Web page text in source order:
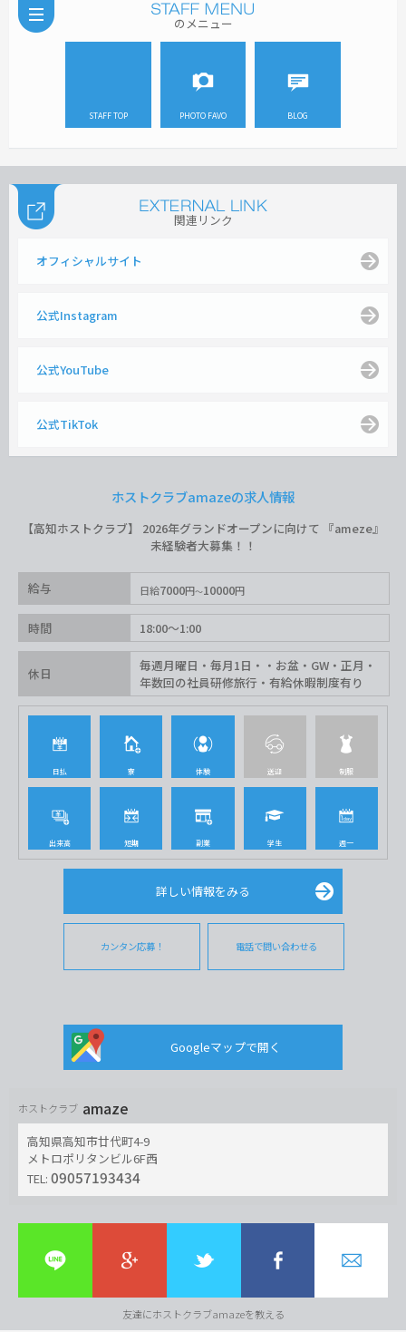
のメニュー
STAFF TOP PHOTO FAVO BLOG
関連リンク
オフィシャルサイト
公式Instagram
公式YouTube
公式TikTok
ホストクラブamazeの求人情報
【高知ホストクラブ】 2026年グランドオープンに向けて 『ameze』
未経験者大募集！！
給与 日給7000円 10000円
時間 18:00〜1:00
休日
毎週月曜日・毎月1日・・お盆・GW・正月・
年数回の社員研修旅行・有給休暇制度有り
日払 寮 体験 送迎 制服
出来高 短期 副業 学生 週一
詳しい情報をみる
カンタン応募！ 電話で問い合わせる
Googleマップで開く
ホストクラブ amaze
高知県高知市廿代町4-9
メトロポリタンビル6F西
TEL: 09057193434
友達にホストクラブamazeを教える